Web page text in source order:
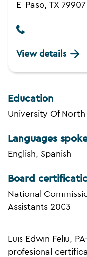
El Paso, TX 79907
View details
Education
University Of
Languages
English, Spanish
Board
National
Assistants 2003
Luis Edwin Feliu,
profesional